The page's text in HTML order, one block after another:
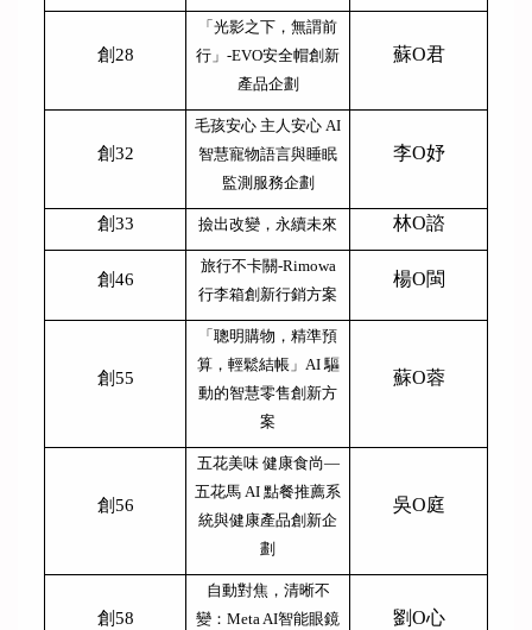
創28
「光影之下，無謂前
行」-EVO安全帽創新
產品企劃
蘇O君
創32
毛孩安心 主人安心 AI
智慧寵物語言與睡眠
監測服務企劃
李O妤
創33 撿出改變，永續未來 林O諮
創46
旅行不卡關-Rimowa
行李箱創新行銷方案
楊O閩
創55
「聰明購物，精準預
算，輕鬆結帳」AI 驅
動的智慧零售創新方
案
蘇O蓉
創56
五花美味 健康食尚—
五花馬 AI 點餐推薦系
統與健康產品創新企
劃
吳O庭
創58
自動對焦，清晰不
變：Meta AI智能眼鏡
劉O心